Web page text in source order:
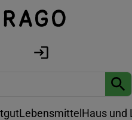
Lebensmittel Haus und